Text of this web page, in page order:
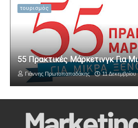
τουρισμός
55 Πρακτικές Μάρκετινγκ Για
Γιάννης Πρωτοπαπαδάκης 11 Δεκεμβρίου